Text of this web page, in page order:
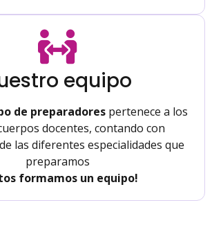
equipo
de preparadores pertenece a los
docentes, contando con
las diferentes especialidades que
preparamos
formamos un equipo!